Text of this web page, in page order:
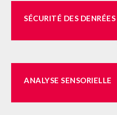
SÉCURITÉ DES DENRÉES
ANALYSE SENSORIELLE